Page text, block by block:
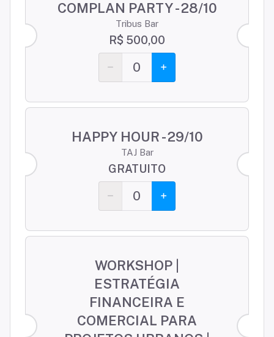
COMPLAN PARTY - 28/10
Tribus Bar
R$ 500,00
0
HAPPY HOUR - 29/10
TAJ Bar
GRATUITO
0
WORKSHOP |
ESTRATÉGIA
FINANCEIRA E
COMERCIAL PARA